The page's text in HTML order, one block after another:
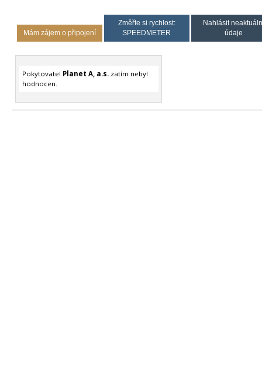
Mám zájem o připojení
Změřte si rychlost:
SPEEDMETER
Nahlásit
údaje
Pokytovatel Planet A, a.s.zatím nebyl
hodnocen.